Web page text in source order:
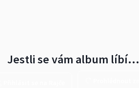
Jestli se vám album líbí…